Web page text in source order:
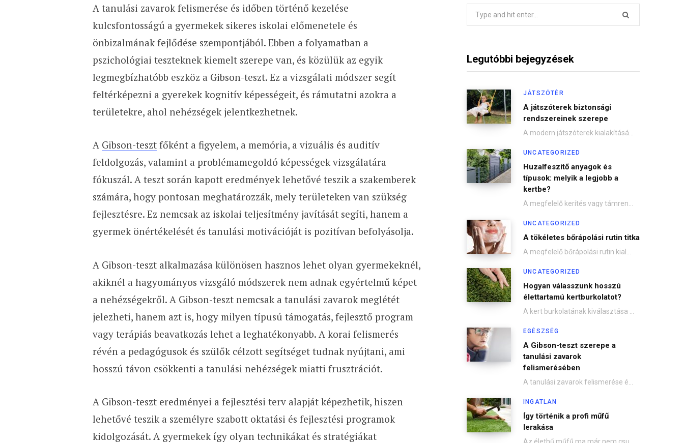
A tanulási zavarok felismerése és időben történő kezelése
kulcsfontosságú a gyermekek sikeres iskolai előmenetele és
önbizalmának fejlődése szempontjából. Ebben a folyamatban a
pszichológiai teszteknek kiemelt szerepe van, és közülük az egyik
legmegbízhatóbb eszköz a Gibson-teszt. Ez a vizsgálati módszer segít
feltérképezni a gyerekek kognitív képességeit, és rámutatni azokra a
területekre, ahol nehézségek jelentkezhetnek.
A Gibson-tesztfőként a figyelem, a memória, a vizuális és auditív
feldolgozás, valamint a problémamegoldó képességek vizsgálatára
fókuszál. A teszt során kapott eredmények lehetővé teszik a szakemberek
számára, hogy pontosan meghatározzák, mely területeken van szükség
fejlesztésre. Ez nemcsak az iskolai teljesítmény javítását segíti, hanem a
gyermek önértékelését és tanulási motivációját is pozitívan befolyásolja.
A Gibson-teszt alkalmazása különösen hasznos lehet olyan gyermekeknél,
akiknél a hagyományos vizsgáló módszerek nem adnak egyértelmű képet
a nehézségekről. A Gibson-teszt nemcsak a tanulási zavarok meglétét
jelezheti, hanem azt is, hogy milyen típusú támogatás, fejlesztő program
vagy terápiás beavatkozás lehet a leghatékonyabb. A korai felismerés
révén a pedagógusok és szülők célzott segítséget tudnak nyújtani, ami
hosszú távon csökkenti a tanulási nehézségek miatti frusztrációt.
A Gibson-teszt eredményei a fejlesztési terv alapját képezhetik, hiszen
lehetővé teszik a személyre szabott oktatási és fejlesztési programok
kidolgozását. A gyermekek így olyan technikákat és stratégiákat
Legutóbbi bejegyzések
JÁTSZÓTÉR
A játszóterek biztonsági
rendszereinek szerepe
UNCATEGORIZED
Huzalfeszítő anyagok és
típusok: melyik a legjobb a
kertbe?
UNCATEGORIZED
A tökéletes bőrápolási rutin titka
UNCATEGORIZED
Hogyan válasszunk hosszú
élettartamú kertburkolatot?
EGÉSZSÉG
A Gibson-teszt szerepe a
tanulási zavarok
felismerésében
INGATLAN
Így történik a profi műfű
lerakása